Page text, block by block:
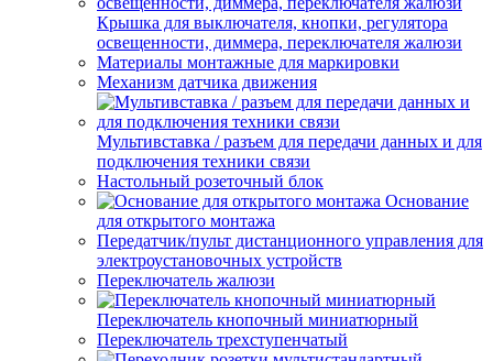
Крышка для выключателя, кнопки, регулятора
освещенности, диммера, переключателя жалюзи
Материалы монтажные для маркировки
Механизм датчика движения
Мультивставка / разъем для передачи данных и для
подключения техники связи
Настольный розеточный блок
Основание
для открытого монтажа
Передатчик/пульт дистанционного управления для
электроустановочных устройств
Переключатель жалюзи
Переключатель кнопочный миниатюрный
Переключатель трехступенчатый